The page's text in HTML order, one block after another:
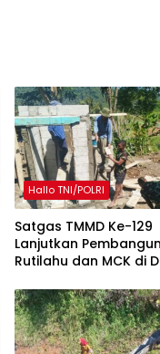
Hallo TNI/POLRI
Satgas TMMD Ke-129
Lanjutkan
Rutilahu dan MCK di